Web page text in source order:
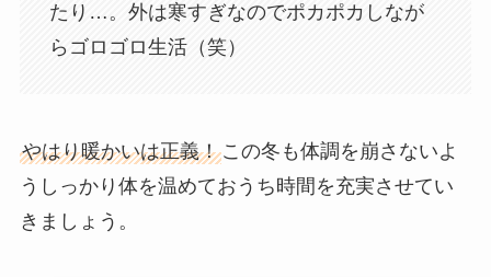
たり…。外は寒すぎなのでポカポカしなが
らゴロゴロ生活（笑）
やはり暖かいは正義！この冬も体調を崩さないよ
うしっかり体を温めておうち時間を充実させてい
きましょう。